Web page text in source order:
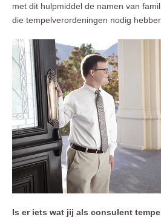
met dit hulpmiddel de namen van
die tempelverordeningen nodig
Is er iets wat jij als consulent